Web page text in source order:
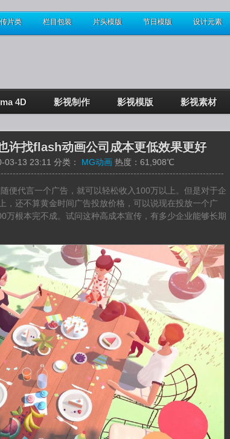
片类 栏目包装 片头模版 节日模版 设计元素
4D 影视制作 影视模版 影视素材
许找flash动画公司成本更低效果更好
03-13 23:11 分类： MG动画 热度：61,908℃
便代言一个广告，就可以轻松收入100万以上。但是对于企
，还不算黄金时间广告投放价格，可以说现在投放一个广
万根本完不成。试问这种高成本宣传，有多少企业能够长期